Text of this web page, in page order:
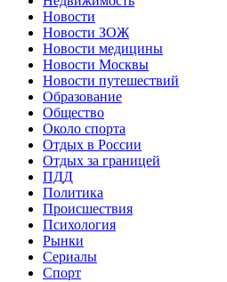
Новости
Новости ЗОЖ
Новости медицины
Новости Москвы
Новости путешествий
Образование
Общество
Около спорта
Отдых в России
Отдых за границей
ПДД
Политика
Происшествия
Психология
Рынки
Сериалы
Спорт